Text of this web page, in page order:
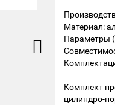
Материал:
Параметры
Комплект
цилиндро-